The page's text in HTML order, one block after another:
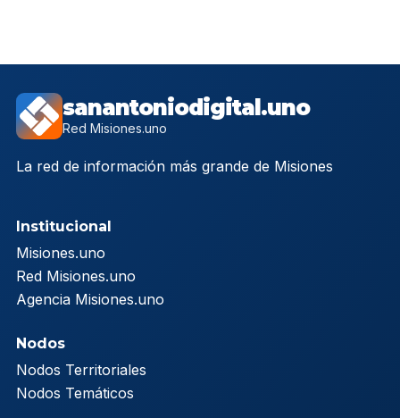
sanantoniodigital.uno
Red Misiones.uno
La red de información más grande de Misiones
Institucional
Misiones.uno
Red Misiones.uno
Agencia Misiones.uno
Nodos
Nodos Territoriales
Nodos Temáticos